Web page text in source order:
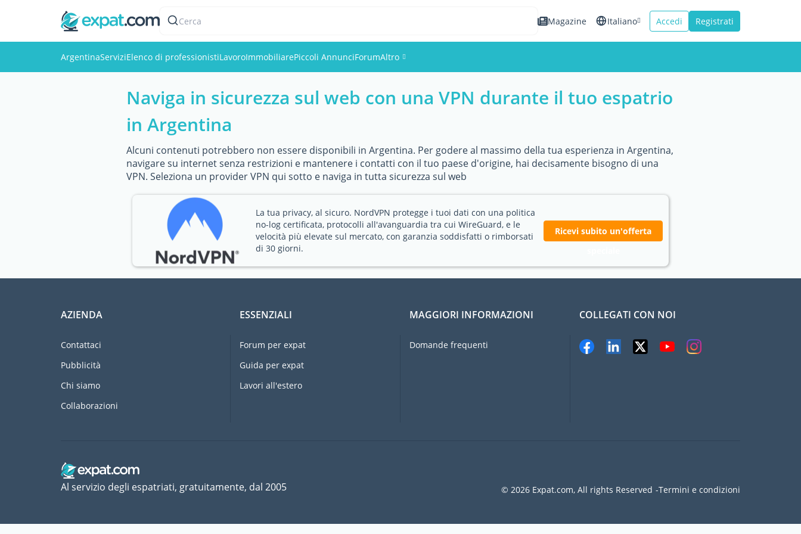
Cerca Magazine Italiano
Français
Accedi Registrati
ArgentinaServiziElenco di professionistiLavoroImmobiliarePiccoli AnnunciForumAltro
Eventi
Foto
Naviga in sicurezza sul web con una VPN durante il tuo espatrio
in Argentina
Alcuni contenuti potrebbero non essere disponibili in Argentina. Per godere al massimo della tua esperienza in Argentina,
navigare su internet senza restrizioni e mantenere i contatti con il tuo paese d'origine, hai decisamente bisogno di una
VPN. Seleziona un provider VPN qui sotto e naviga in tutta sicurezza sul web
La tua privacy, al sicuro. NordVPN protegge i tuoi dati con una politica
no-log certificata, protocolli all'avanguardia tra cui WireGuard, e le
velocità più elevate sul mercato, con garanzia soddisfatti o rimborsati
di 30 giorni.
Ricevi subito un'offerta
AZIENDA
Contattaci
Pubblicità
Chi siamo
Collaborazioni
ESSENZIALI
Forum per expat
Guida per expat
Lavori all'estero
MAGGIORI INFORMAZIONI
Domande frequenti
COLLEGATI CON NOI
© 2026 Expat.com, All rights Reserved Termini e condizioni
Al servizio degli espatriati, gratuitamente, dal 2005